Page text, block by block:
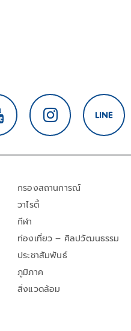
กรองสถานการณ์
วาไรตี้
กีฬา
ท่องเที่ยว – ศิลปวัฒนธรรม
ประชาสัมพันธ์
ภูมิภาค
สิ่งแวดล้อม